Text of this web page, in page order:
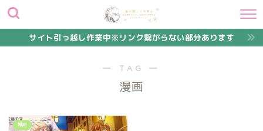
サイト引っ越し作業中※リンク繋がらない部分あります
― TAG ―
漫画
雑記